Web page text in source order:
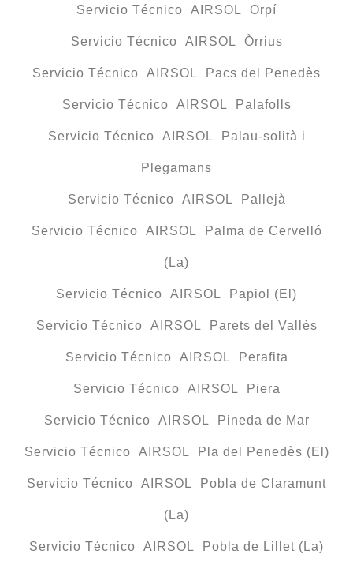
Servicio Técnico AIRSOL Orpí
Servicio Técnico AIRSOL Òrrius
Servicio Técnico AIRSOL Pacs del Penedès
Servicio Técnico AIRSOL Palafolls
Servicio Técnico AIRSOL Palau-solità i
Plegamans
Servicio Técnico AIRSOL Pallejà
Servicio Técnico AIRSOL Palma de Cervelló
(La)
Servicio Técnico AIRSOL Papiol (El)
Servicio Técnico AIRSOL Parets del Vallès
Servicio Técnico AIRSOL Perafita
Servicio Técnico AIRSOL Piera
Servicio Técnico AIRSOL Pineda de Mar
Servicio Técnico AIRSOL Pla del Penedès (El)
Servicio Técnico AIRSOL Pobla de Claramunt
(La)
Servicio Técnico AIRSOL Pobla de Lillet (La)